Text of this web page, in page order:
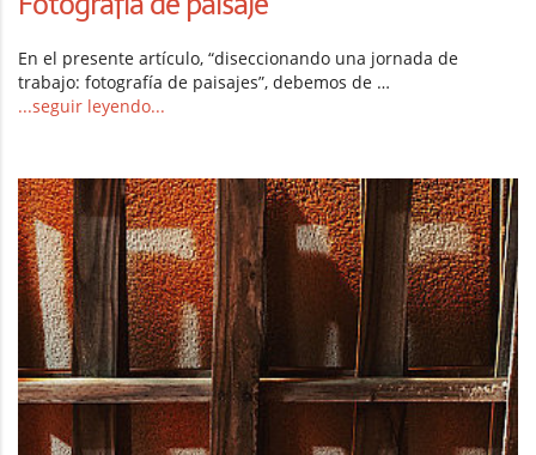
En el presente artículo, “diseccionando una jornada de
trabajo: fotografía de paisajes”, debemos de …
...seguir leyendo...